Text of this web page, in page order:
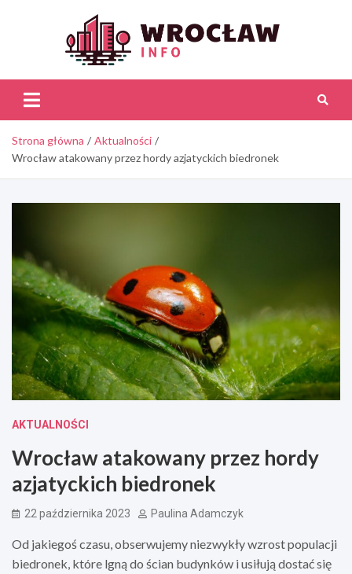
Strona główna
Aktualności
Wrocław atakowany przez hordy azjatyckich biedronek
AKTUALNOŚCI
Wrocław atakowany przez hordy
azjatyckich biedronek
22 października 2023 Paulina Adamczyk
Od jakiegoś czasu, obserwujemy niezwykły wzrost populacji
biedronek, które lgną do ścian budynków i usiłują dostać się